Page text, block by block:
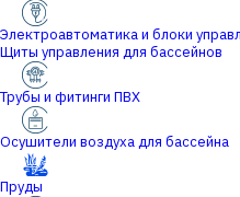
Электроавтоматика и блоки
Щиты управления для бассейнов
Трубы и фитинги ПВХ
Осушители воздуха для бассейна
Пруды